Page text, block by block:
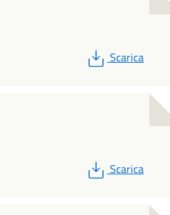
PDF
Scarica
PDF
Scarica